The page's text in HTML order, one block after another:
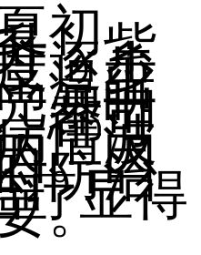
初，
，紫
逐步
温出
暴晒
都可
情波
。因
防治
疗显得
。